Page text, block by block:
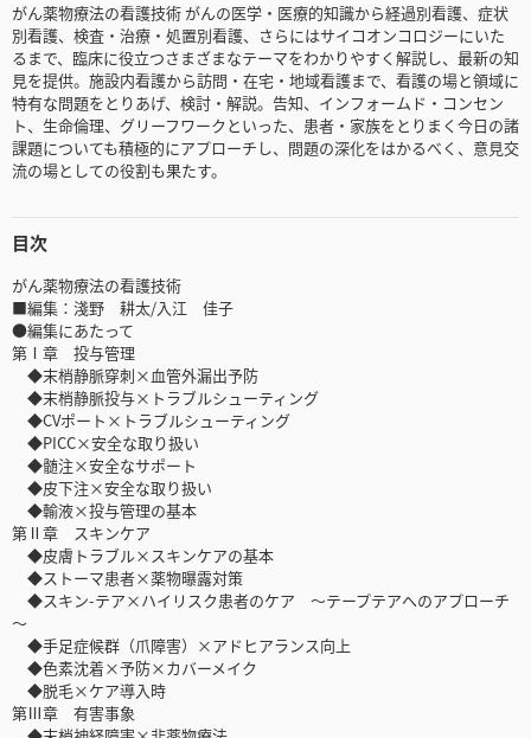
がん薬物療法の看護技術 がんの医学・医療的知識から経過別看護、症状
別看護、検査・治療・処置別看護、さらにはサイコオンコロジーにいた
るまで、臨床に役立つさまざまなテーマをわかりやすく解説し、最新の知
見を提供。施設内看護から訪問・在宅・地域看護まで、看護の場と領域に
特有な問題をとりあげ、検討・解説。告知、インフォームド・コンセン
ト、生命倫理、グリーフワークといった、患者・家族をとりまく今日の諸
課題についても積極的にアプローチし、問題の深化をはかるべく、意見交
流の場としての役割も果たす。
目次
がん薬物療法の看護技術
■編集：淺野 耕太/入江 佳子
●編集にあたって
第Ⅰ章 投与管理
◆末梢静脈穿刺×血管外漏出予防
◆末梢静脈投与×トラブルシューティング
◆CVポート×トラブルシューティング
◆PICC×安全な取り扱い
◆髄注×安全なサポート
◆皮下注×安全な取り扱い
◆輸液×投与管理の基本
第Ⅱ章 スキンケア
◆皮膚トラブル×スキンケアの基本
◆ストーマ患者×薬物曝露対策
◆スキン-テア×ハイリスク患者のケア ～テープテアへのアプローチ
～
◆手足症候群（爪障害）×アドヒアランス向上
◆色素沈着×予防×カバーメイク
◆脱毛×ケア導入時
第Ⅲ章 有害事象